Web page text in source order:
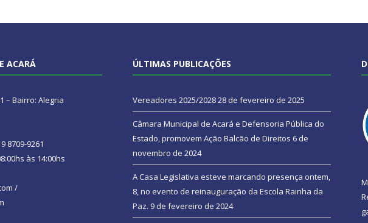
ACARÁ
– Bairro: Alegria
8709-9261
às 14:00hs
/
ÚLTIMAS PUBLICAÇÕES
Vereadores 2025/202828 de fevereiro de 2025
Câmara Municipal de Acará e Defensoria Pública do
Estado, promovem Ação Balcão de Direitos 6 de
novembro de 2024
A Casa Legislativa esteve marcando presença ontem,
8, no evento de reinauguração da Escola Rainha da
Paz. 9 de fevereiro de 2024